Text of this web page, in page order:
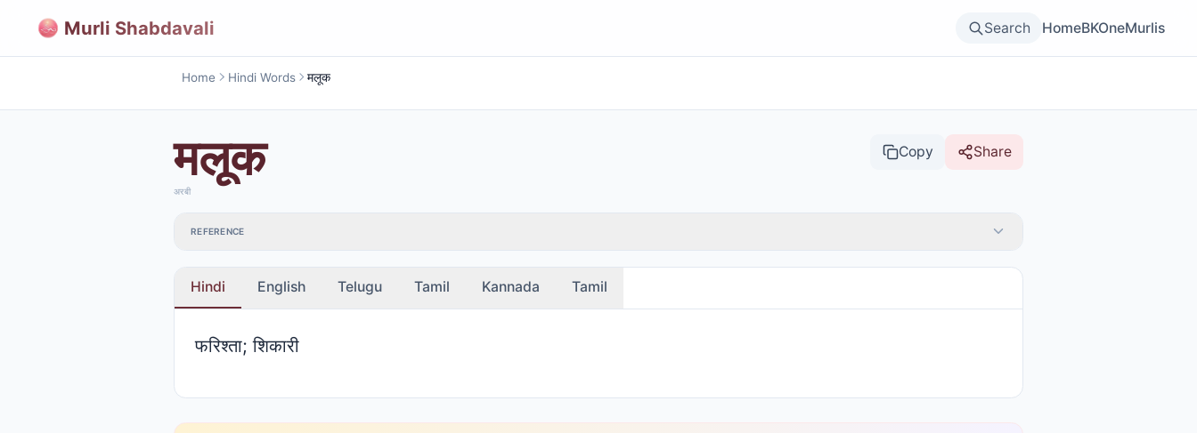
Murli Shabdavali Search HomeBKOneMurlis
Home Hindi Words मलूक
मलूक Copy Share
अरबी
REFERENCE
Hindi English Telugu Tamil Kannada Tamil
फरिश्ता; शिकारी